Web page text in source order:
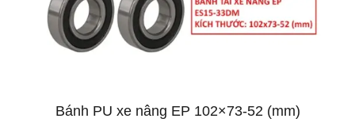
Bánh PU xe nâng EP 102×73-52 (mm)